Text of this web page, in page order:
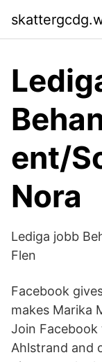
ent/
Nora
Lediga jobb
Flen
Facebook
makes Marika
Join
Ahlstrand and